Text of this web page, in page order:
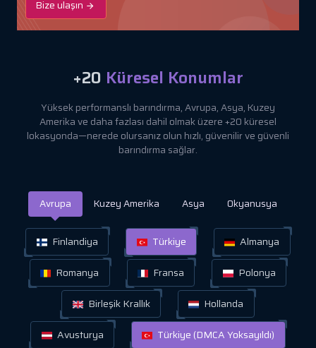
Bize ulaşın
+20 Küresel Konumlar
Yüksek performanslı barındırma, Avrupa, Asya, Kuzey
Amerika ve daha fazlası dahil olmak üzere +20 küresel
lokasyonda—nerede olursanız olun hızlı, güvenilir ve güvenli
barındırma sağlar.
Avrupa Kuzey Amerika Asya Okyanusya
Finlandiya Türkiye
Almanya
Romanya
Fransa
Polonya
Birleşik Krallık
Hollanda
Avusturya
Türkiye (DMCA Yoksayıldı)